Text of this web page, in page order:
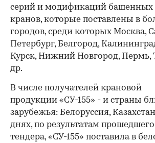
серий и модификаций башенных
кранов, которые поставлены в
городов, среди которых Москва,
Петербург, Белгород,
Курск, Нижний Новгород, Пермь,
др.
В числе получателей крановой
продукции «СУ-155» - и страны
зарубежья: Белоруссия,
днях, по результатам
тендера, «СУ-155» поставила в